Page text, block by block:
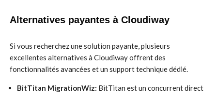
Alternatives payantes à Cloudiway
Si vous recherchez une solution payante, plusieurs
excellentes alternatives à Cloudiway offrent des
fonctionnalités avancées et un support technique dédié.
BitTitan MigrationWiz: BitTitan est un concurrent direct